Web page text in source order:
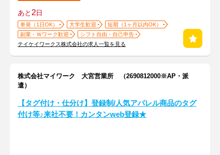
あと2日
単発（1日OK） 大学生歓迎
短期（1ヶ月以内OK）
副業・Ｗワーク歓迎
シフト自由・自己申告
テイケイワークス株式会社の求人一覧を見る
株式会社マイワーク 大宮営業所 （2690812000※AP・派
遣）
【タグ付け・仕分け】登録制/人気アパレル商品のタグ
付け等♪来社不要！カンタンweb登録★